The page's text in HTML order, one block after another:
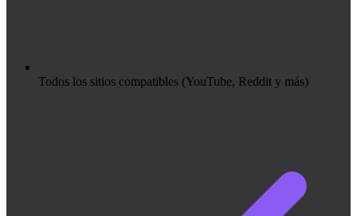
Todos los sitios compatibles (YouTube, Reddit y más)